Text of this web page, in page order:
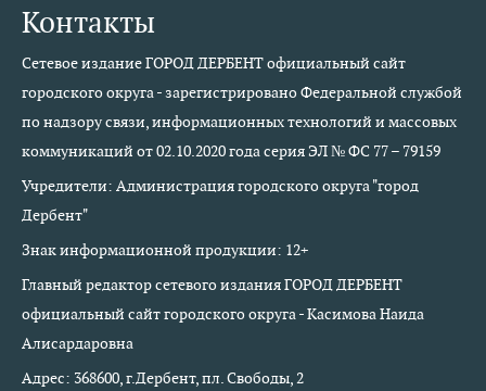
Контакты
Сетевое издание ГОРОД ДЕРБЕНТ официальный сайт
городского округа - зарегистрировано Федеральной службой
по надзору связи, информационных технологий и массовых
коммуникаций от 02.10.2020 года серия ЭЛ № ФС 77 – 79159
Учредители: Администрация городского округа "город
Дербент"
Знак информационной продукции: 12+
Главный редактор сетевого издания ГОРОД ДЕРБЕНТ
официальный сайт городского округа - Касимова Наида
Алисардаровна
Адрес: 368600, г.Дербент, пл. Свободы, 2